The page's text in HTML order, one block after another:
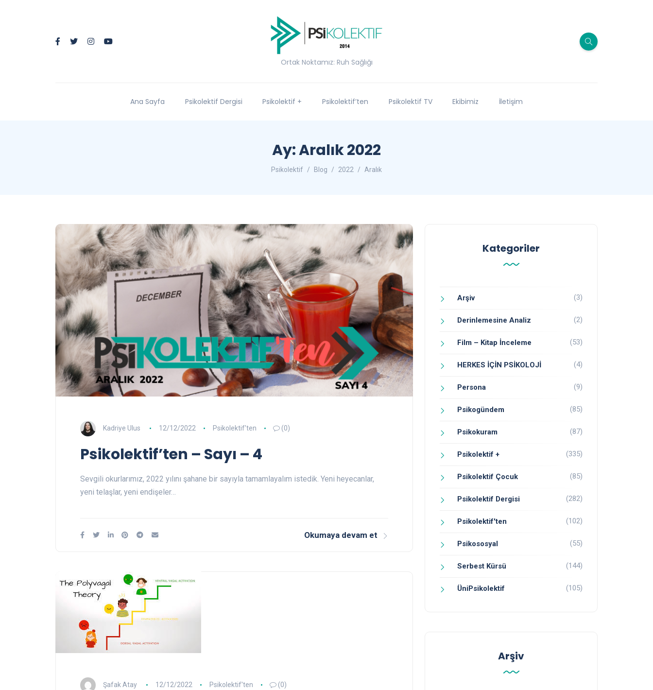
Ortak Noktamız: Ruh Sağlığı
Ana Sayfa Psikolektif Dergisi Psikolektif + Psikolektif’ten Psikolektif TV Ekibimiz İletişim
Ay:Aralık 2022
Psikolektif Blog 2022 Aralık
Kadriye Ulus 12/12/2022 Psikolektif'ten (0)
Psikolektif’ten – Sayı – 4
Sevgili okurlarımız, 2022 yılını şahane bir sayıyla tamamlayalım istedik. Yeni heyecanlar,
yeni telaşlar, yeni endişeler…
Okumaya devam et
Şafak Atay 12/12/2022 Psikolektif'ten (0)
Kategoriler
Arşiv (3)
Derinlemesine Analiz (2)
Film – Kitap İnceleme (53)
HERKES İÇİN PSİKOLOJİ (4)
Persona (9)
Psikogündem (85)
Psikokuram (87)
Psikolektif + (335)
Psikolektif Çocuk (85)
Psikolektif Dergisi (282)
Psikolektif'ten (102)
Psikososyal (55)
Serbest Kürsü (144)
ÜniPsikolektif (105)
Arşiv